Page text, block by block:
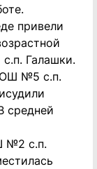
привели
Галашки.
№5 с.п.
средней
№2 с.п.